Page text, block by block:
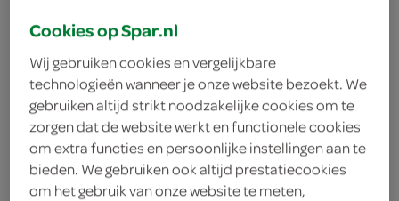
romige gnocchi
met zoete
aardappel en
saucijsjes
Cookies op Spar.nl
Wij gebruiken cookies en vergelijkbare
technologieën wanneer je onze website bezoekt. We
gebruiken altijd strikt noodzakelijke cookies om te
zorgen dat de website werkt en functionele cookies
om extra functies en persoonlijke instellingen aan te
bieden. We gebruiken ook altijd prestatiecookies
om het gebruik van onze website te meten,